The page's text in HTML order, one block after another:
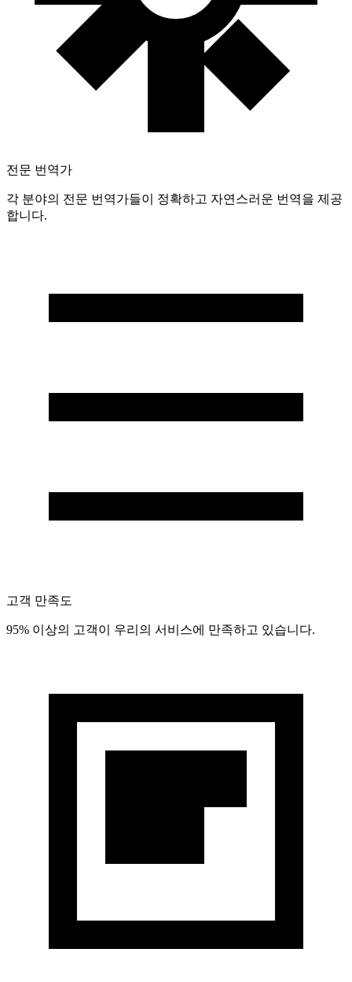
전문 번역가
각 분야의 전문 번역가들이 정확하고 자연스러운 번역을 제공
합니다.
고객 만족도
95% 이상의 고객이 우리의 서비스에 만족하고 있습니다.